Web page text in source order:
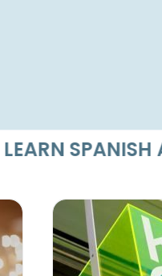
SPANISH AND